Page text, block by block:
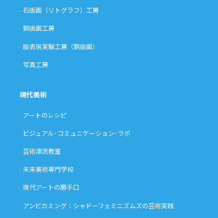
石版画（リトグラフ）工房
銅版画工房
版表現実験工房（銅版画）
写真工房
現代美術
アートのレシピ
ビジュアル･コミュニケーション･ラボ
芸術漂流教室
未来美術専門学校
現代アートの勝手口
アンビカミング：シャドーフェミニズムズの芸術実践